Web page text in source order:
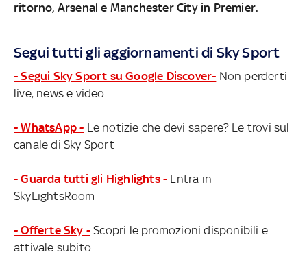
ritorno, Arsenal e Manchester City in Premier.
Segui tutti gli aggiornamenti di Sky Sport
- Segui Sky Sport su Google Discover- Non perderti
live, news e video
- WhatsApp - Le notizie che devi sapere? Le trovi sul
canale di Sky Sport
- Guarda tutti gli Highlights - Entra in
SkyLightsRoom
- Offerte Sky - Scopri le promozioni disponibili e
attivale subito